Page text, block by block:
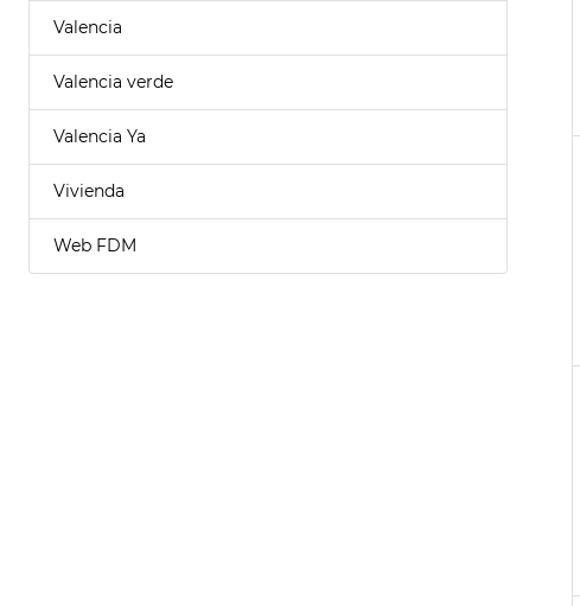
Valencia
Valencia verde
Valencia Ya
Vivienda
Web FDM